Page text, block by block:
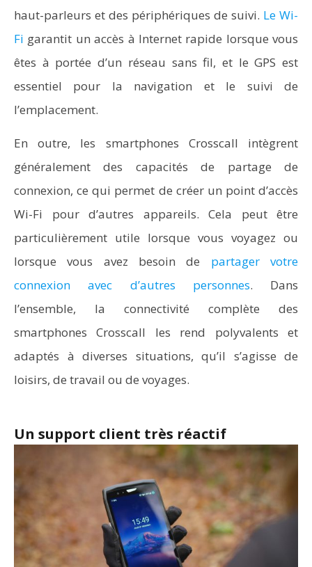
haut-parleurs et des périphériques de suivi. Le Wi-
Fi garantit un accès à Internet rapide lorsque vous
êtes à portée d’un réseau sans fil, et le GPS est
essentiel pour la navigation et le suivi de
l’emplacement.
En outre, les smartphones Crosscall intègrent
généralement des capacités de partage de
connexion, ce qui permet de créer un point d’accès
Wi-Fi pour d’autres appareils. Cela peut être
particulièrement utile lorsque vous voyagez ou
lorsque vous avez besoin de partager votre
connexion avec d’autres personnes. Dans
l’ensemble, la connectivité complète des
smartphones Crosscall les rend polyvalents et
adaptés à diverses situations, qu’il s’agisse de
loisirs, de travail ou de voyages.
Un support client très réactif